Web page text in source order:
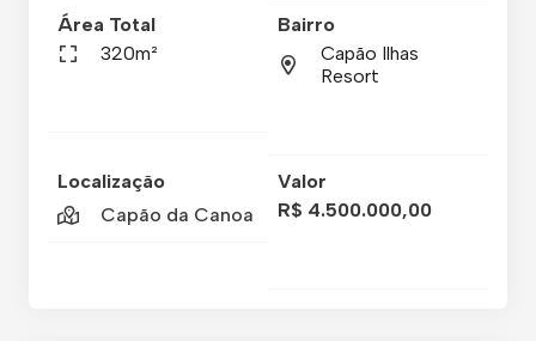
Área Total
320m²
Bairro
Capão Ilhas
Resort
Localização
Capão da Canoa
Valor
R$ 4.500.000,00